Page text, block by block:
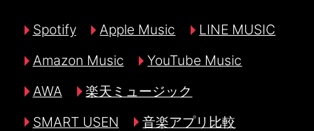
Spotify Apple Music
LINE MUSIC
Amazon Music
YouTube Music
AWA
楽天ミュージック
SMART USEN
音楽アプリ比較